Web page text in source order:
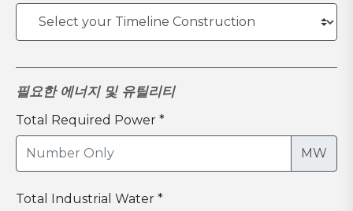
필요한 에너지 및 유틸리티
Total Required Power *
MW
Total Industrial Water *